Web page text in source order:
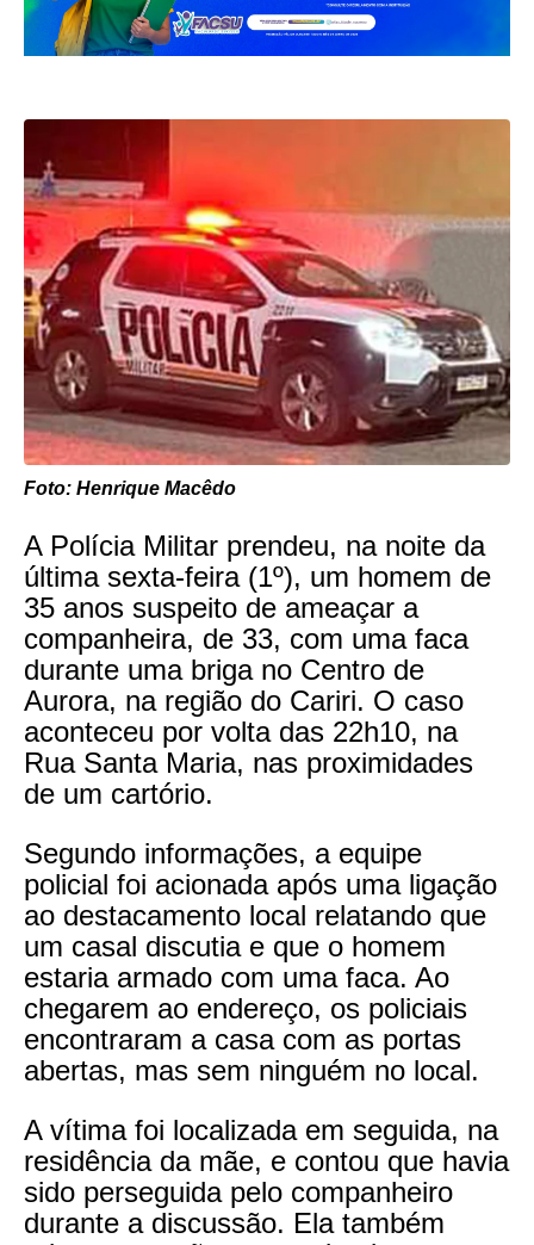
Foto: Henrique Macêdo
A Polícia Militar prendeu, na noite da
última sexta-feira (1º), um homem de
35 anos suspeito de ameaçar a
companheira, de 33, com uma faca
durante uma briga no Centro de
Aurora, na região do Cariri. O caso
aconteceu por volta das 22h10, na
Rua Santa Maria, nas proximidades
de um cartório.
Segundo informações, a equipe
policial foi acionada após uma ligação
ao destacamento local relatando que
um casal discutia e que o homem
estaria armado com uma faca. Ao
chegarem ao endereço, os policiais
encontraram a casa com as portas
abertas, mas sem ninguém no local.
A vítima foi localizada em seguida, na
residência da mãe, e contou que havia
sido perseguida pelo companheiro
durante a discussão. Ela também